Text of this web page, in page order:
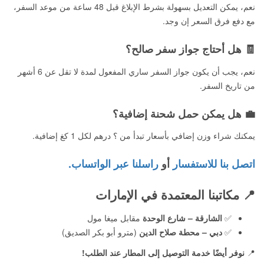
نعم، يمكن التعديل بسهولة بشرط الإبلاغ قبل 48 ساعة من موعد السفر،
مع دفع فرق السعر إن وجد.
🧾 هل أحتاج جواز سفر صالح؟
نعم، يجب أن يكون جواز السفر ساري المفعول لمدة لا تقل عن 6 أشهر
من تاريخ السفر.
💼 هل يمكن حمل شحنة إضافية؟
يمكنك شراء وزن إضافي بأسعار تبدأ من ؟ درهم لكل 1 كغ إضافية.
اتصل بنا للاستفسار أو راسلنا عبر الواتساب.
📍 مكاتبنا المعتمدة في الإمارات
✅ الشارقة – شارع الوحدة مقابل ميغا مول
✅ دبي – محطة صلاح الدين (مترو أبو بكر الصديق)
📍 نوفر أيضًا خدمة التوصيل إلى المطار عند الطلب!